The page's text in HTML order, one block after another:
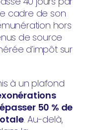
cadre de son
hors
de source
d’impôt sur
à un plafond
50 % de
. Au-delà,